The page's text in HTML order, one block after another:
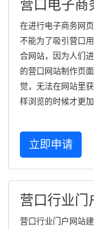
营口电子商
在进行电子商务网
不能为了吸引营口
合网站，因为人们
的营口网站制作页
觉，无法在网站里
样浏览的时候才更加
立即申请
营口行业门
营口行业门户网站